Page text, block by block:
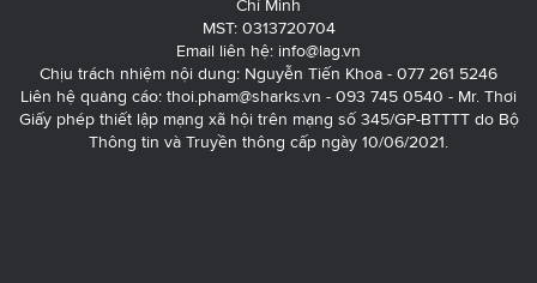
Chí Minh
MST: 0313720704
Email liên hệ: info@lag.vn
Chịu trách nhiệm nội dung: Nguyễn Tiến Khoa - 077 261 5246
Liên hệ quảng cáo: thoi.pham@sharks.vn - 093 745 0540 - Mr. Thơi
Giấy phép thiết lập mạng xã hội trên mạng số 345/GP-BTTTT do Bộ
Thông tin và Truyền thông cấp ngày 10/06/2021.